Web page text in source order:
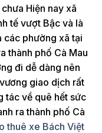
Hiện nay xã
tế vượt Bậc và là
các phường xã tại
thành phố Cà Mau
đi dễ dàng nên
giao dịch rất
tác về quê hết sức
ra thành phố Cà
thuê xe Bách Việt